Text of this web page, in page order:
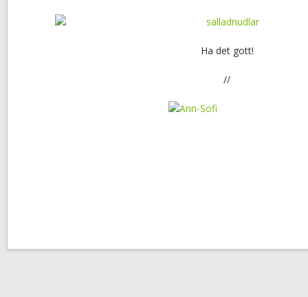
Ha det gott!
//